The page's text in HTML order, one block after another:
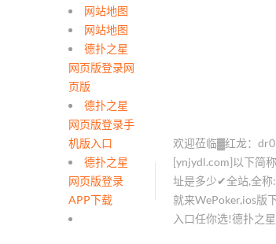
网站地图
网站地图
德扑之星
网页版登录网
页版
德扑之星
网页版登录手
机版入口
德扑之星
网页版登录
APP下载
欢迎莅临▓红龙：
[ynjydl.com]以下简
址是多少✔全站,全称
就来WePoker,ios版
入口任你选!德扑之